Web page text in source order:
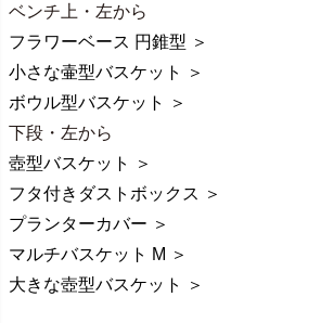
ベンチ上・左から
フラワーベース 円錐型 ＞
小さな壷型バスケット ＞
ボウル型バスケット ＞
下段・左から
壺型バスケット ＞
フタ付きダストボックス ＞
プランターカバー ＞
マルチバスケット M ＞
大きな壺型バスケット ＞